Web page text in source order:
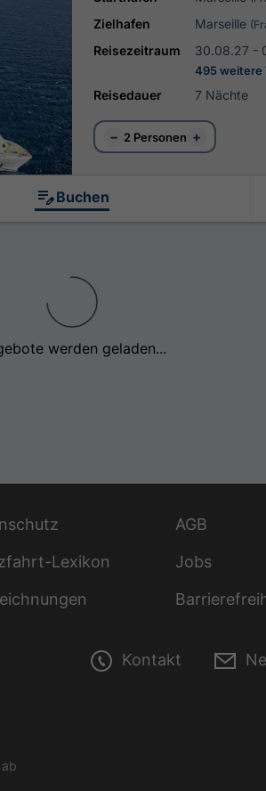
Zielhafen Marseille
Reisezeitraum 30.08.27 -
495 weitere
Reisedauer 7 Nächte
− 2 Personen +
Buchen
werden geladen...
AGB
Lexikon
Jobs
Kontakt